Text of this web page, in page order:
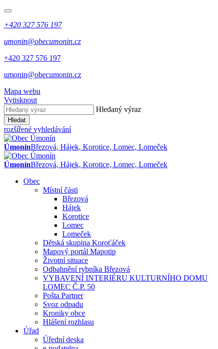
+420 327 576 197
umonin@obecumonin.cz
+420 327 576 197
umonin@obecumonin.cz
Mapa webu
Vytisknout
Hledaný výraz
Hledat
rozšířené vyhledávání
ÚmonínBřezová, Hájek, Korotice, Lomec, Lomeček
ÚmonínBřezová, Hájek, Korotice, Lomec, Lomeček
Obec
Místní části
Březová
Hájek
Korotice
Lomec
Lomeček
Dětská skupina Koroťáček
Mapový portál Mapotip
Životní situace
Odbahnění rybníka Březová
VYBAVENÍ INTERIÉRU KULTURNÍHO DOMU
LOMEC Č.P. 50
Pošta Partner
Svoz odpadu
Kroniky obce
Hlášení rozhlasu
Úřad
Úřední deska